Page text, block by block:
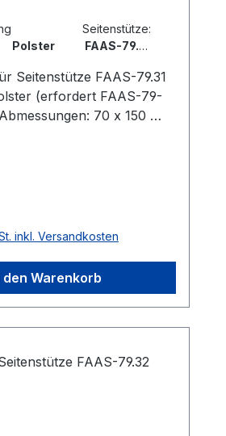
Seitenstütze:
FAAS-79.31
Seitenstütze FAAS-79.31
(erfordert FAAS-79-
inkl. Versandkosten
den Warenkorb